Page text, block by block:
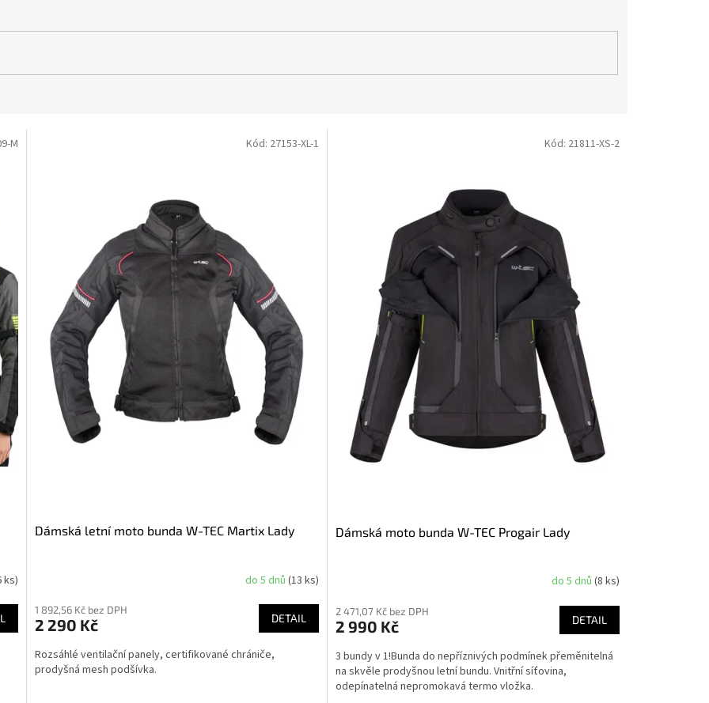
ks)
M
Dámská letní moto bunda W-TEC Martix Lady
produktu
je
z
5
do 5 dnů (13 ks)
1 892,56 Kč bez DPH
2 290 Kč DETAIL
Rozsáhlé ventilační panely, certifikované chrániče,
prodyšná mesh podšívka.
Kód: 27153-XL-1
Dámská moto bunda W-TEC Progair Lady
do 5 dnů (8 ks)
2 471,07 Kč bez DPH
2 990 Kč DETAIL
3 bundy v 1!Bunda do nepříznivých podmínek přeměnitelná
na skvěle prodyšnou letní bundu. Vnitřní síťovina,
odepínatelná nepromokavá termo vložka.
Kód: 21811-XS-2